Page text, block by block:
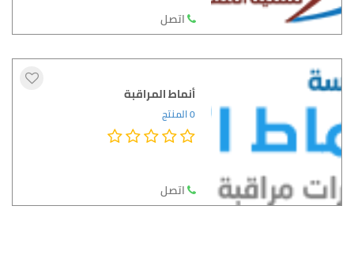
اتصل
أنماط المراقبة
0 المنتج
اتصل